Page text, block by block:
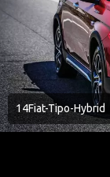
14Fiat-Tipo-Hybrid